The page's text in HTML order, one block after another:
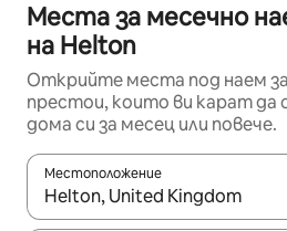
Места за месечно
на Helton
Открийте места под наем
престои, които ви карат да
дома си за месец или повече.
Местоположение
Когато резултатите се